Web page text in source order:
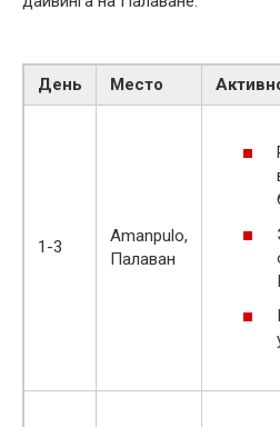
День Место
1-3
Amanpulo,
Палаван